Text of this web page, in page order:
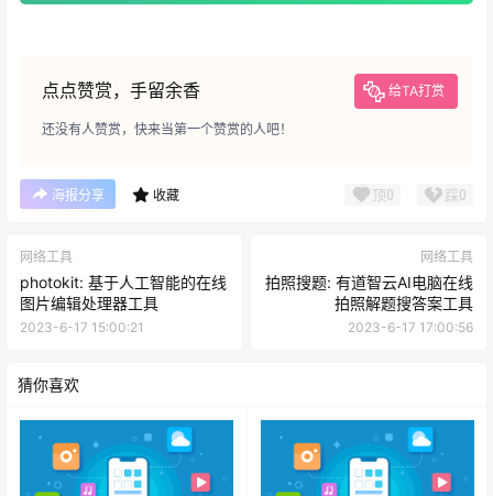
点点赞赏，手留余香 给TA打赏
还没有人赞赏，快来当第一个赞赏的人吧！
海报分享 收藏 顶0 踩0
网络工具
photokit: 基于人工智能的在线
图片编辑处理器工具
2023-6-17 15:00:21
网络工具
拍照搜题: 有道智云AI电脑在线
拍照解题搜答案工具
2023-6-17 17:00:56
猜你喜欢